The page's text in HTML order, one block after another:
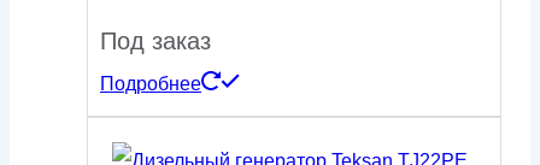
Под заказ
Подробнее